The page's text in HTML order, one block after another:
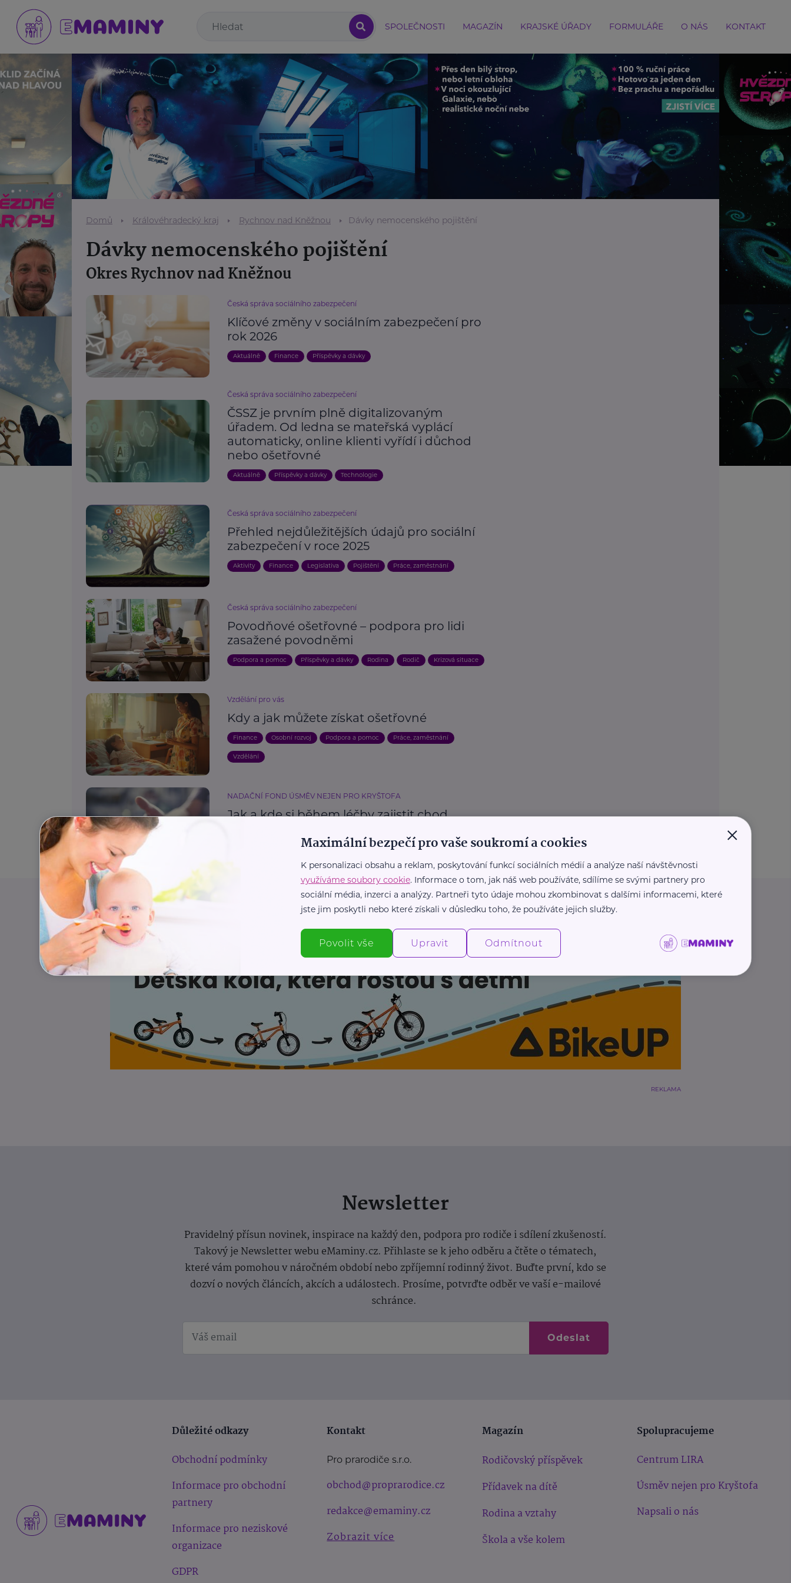
SPOLEČNOSTI MAGAZÍN KRAJSKÉ ÚŘADY FORMULÁŘE O NÁS KONTAKT
Domů Královéhradecký kraj Rychnov nad Kněžnou Dávky nemocenského pojištění
Dávky nemocenského pojištění
Okres Rychnov nad Kněžnou
Česká správa sociálního zabezpečení
Klíčové změny v sociálním zabezpečení pro
rok 2026
Aktuálně Finance Příspěvky a dávky
Česká správa sociálního zabezpečení
ČSSZ je prvním plně digitalizovaným
úřadem. Od ledna se mateřská vyplácí
automaticky, online klienti vyřídí i důchod
nebo ošetřovné
Aktuálně Příspěvky a dávky Technologie
Česká správa sociálního zabezpečení
Přehled nejdůležitějších údajů pro sociální
zabezpečení v roce 2025
Aktivity Finance Legislativa Pojištění Práce, zaměstnání
Česká správa sociálního zabezpečení
Povodňové ošetřovné – podpora pro lidi
zasažené povodněmi
Podpora a pomoc Příspěvky a dávky Rodina Rodič Krizová situace
Vzdělání pro vás
Kdy a jak můžete získat ošetřovné
Finance Osobní rozvoj Podpora a pomoc Práce, zaměstnání
Vzdělání
NADAČNÍ FOND ÚSMĚV NEJEN PRO KRYŠTOFA
Jak a kde si během léčby zajistit chod
Příspěvky a dávky Nemoc
Další články
REKLAMA
Newsletter
Pravidelný přísun novinek, inspirace na každý den, podpora pro rodiče i sdílení zkušeností.
Takový je Newsletter webu eMaminy.cz. Přihlaste se k jeho odběru a čtěte o tématech,
které vám pomohou v náročném období nebo zpříjemní rodinný život. Buďte první, kdo se
dozví o nových článcích, akcích a událostech. Prosíme, potvrďte odběr ve vaší e-mailové
schránce.
Odeslat
Důležité odkazy
Obchodní podmínky
Informace pro obchodní
partnery
Informace pro neziskové
organizace
GDPR
Kontakt
Pro prarodiče s.r.o.
obchod@proprarodice.cz
redakce@emaminy.cz
Zobrazit více
Magazín
Rodičovský příspěvek
Přídavek na dítě
Rodina a vztahy
Škola a vše kolem
Spolupracujeme
Centrum LIRA
Úsměv nejen pro Kryštofa
Napsali o nás
×
Maximální bezpečí pro vaše soukromí a cookies
K personalizaci obsahu a reklam, poskytování funkcí sociálních médií a analýze naší návštěvnosti
využíváme soubory cookie. Informace o tom, jak náš web používáte, sdílíme se svými partnery pro
sociální média, inzerci a analýzy. Partneři tyto údaje mohou zkombinovat s dalšími informacemi, které
jste jim poskytli nebo které získali v důsledku toho, že používáte jejich služby.
Povolit vše Upravit Odmítnout